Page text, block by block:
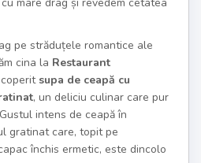
mare drag și revedem cetatea
pe străduțele romantice ale
cina la Restaurant
supa de ceapă cu
, un deliciu culinar care pur
intens de ceapă în
gratinat care, topit pe
închis ermetic, este dincolo